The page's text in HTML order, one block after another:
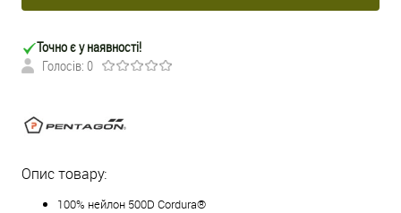
Точно є у наявності!
Голосів: 0
Опис товару:
100% нейлон 500D Cordura®